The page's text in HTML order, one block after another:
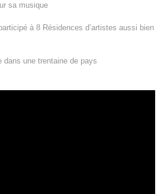
sa musique
à 8 Résidences d’artistes aussi bien
une trentaine de pays